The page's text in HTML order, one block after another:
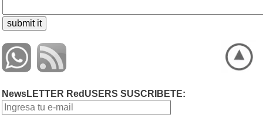
NewsLETTER RedUSERS SUSCRIBETE: